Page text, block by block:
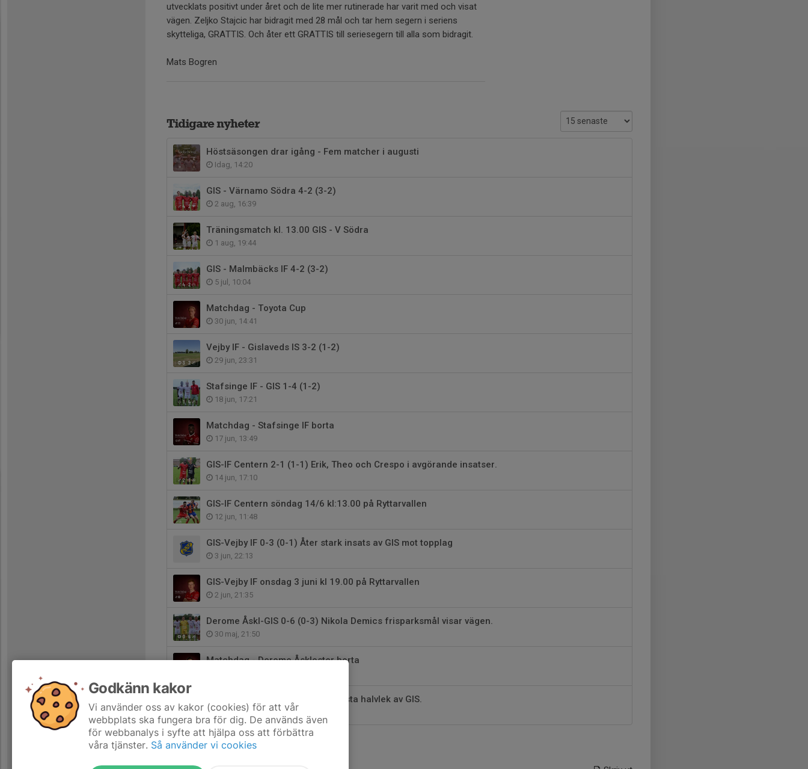
utvecklats positivt under året och de lite mer rutinerade har varit med och visat
vägen. Zeljko Stajcic har bidragit med 28 mål och tar hem segern i seriens
skytteliga, GRATTIS. Och åter ett GRATTIS till seriesegern till alla som bidragit.
Mats Bogren
Tidigare nyheter
Höstsäsongen drar igång - Fem matcher i augusti
Idag, 14:20
GIS - Värnamo Södra 4-2 (3-2)
2 aug, 16:39
Träningsmatch kl. 13.00 GIS - V Södra
1 aug, 19:44
GIS - Malmbäcks IF 4-2 (3-2)
5 jul, 10:04
Matchdag - Toyota Cup
30 jun, 14:41
Vejby IF - Gislaveds IS 3-2 (1-2)
29 jun, 23:31
Stafsinge IF - GIS 1-4 (1-2)
18 jun, 17:21
Matchdag - Stafsinge IF borta
17 jun, 13:49
GIS-IF Centern 2-1 (1-1) Erik, Theo och Crespo i avgörande insatser.
14 jun, 17:10
GIS-IF Centern söndag 14/6 kl:13.00 på Ryttarvallen
12 jun, 11:48
GIS-Vejby IF 0-3 (0-1) Åter stark insats av GIS mot topplag
3 jun, 22:13
GIS-Vejby IF onsdag 3 juni kl 19.00 på Ryttarvallen
2 jun, 21:35
Derome Åskl-GIS 0-6 (0-3) Nikola Demics frisparksmål visar vägen.
30 maj, 21:50
Matchdag - Derome Åskloster borta
GIS-IS Halmia 1-3 (1-1) Stark första halvlek av GIS.
22 maj, 22:06
Godkänn kakor
Vi använder oss av kakor (cookies) för att vår
webbplats ska fungera bra för dig. De används även
för webbanalys i syfte att hjälpa oss att förbättra
våra tjänster. Så använder vi cookies